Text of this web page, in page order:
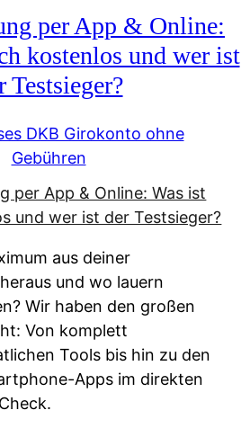
per App & Online:
kostenlos und wer ist
Testsieger?
DKB Girokonto ohne
Gebühren
aus deiner
und wo lauern
Wir haben den großen
Von komplett
Tools bis hin zu den
Apps im direkten